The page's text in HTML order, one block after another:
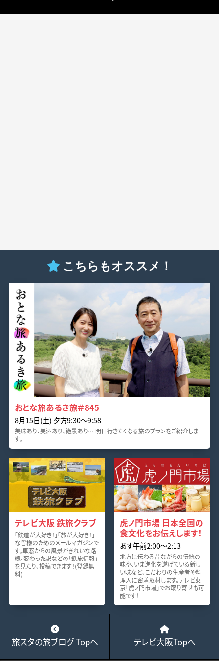
こちらもオススメ！
おとな旅あるき旅＃845
8月15日(土) 夕方9:30～9:58
美味あり、美酒あり、絶景あり… 明日行きたくなる旅のプランをご紹介しま
す。
テレビ大阪 鉄旅クラブ
「鉄道が大好き！」「旅が大好き！」
な皆様のためのメールマガジンで
す。車窓からの風景がきれいな路
線、変わった駅などの「鉄旅情報」
を見たり、投稿できます！(登録無
料)
虎ノ門市場 日本全国の
食文化をお伝えします！
あす午前2:00～2:13
地方に伝わる昔ながらの伝統の
味や、いま進化を遂げている新し
い味など、こだわりの生産者や料
理人に密着取材します。テレビ東
京「虎ノ門市場」でお取り寄せも可
能です！
旅スタの旅ブログ Topへ テレビ大阪Topへ